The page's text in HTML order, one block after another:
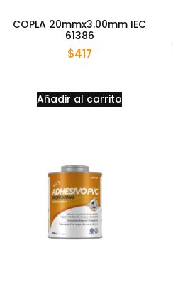
COPLA 20mmx3.00mm IEC
61386
$417
Añadir al carrito